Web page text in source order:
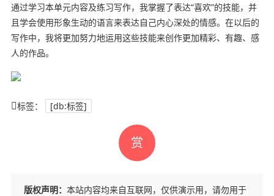
通过学习本单元内容及练习写作，我掌握了表达“喜欢”的技能，并
且学会使用形象生动的语言来表达自己内心深处的情感。在以后的
写作中，我将更加努力地运用这些技能来创作更加精彩、有趣、感
人的作品。
标签： [db:标签]
赏
版权声明： 本站内容均来自互联网，仅供演示用，请勿用于